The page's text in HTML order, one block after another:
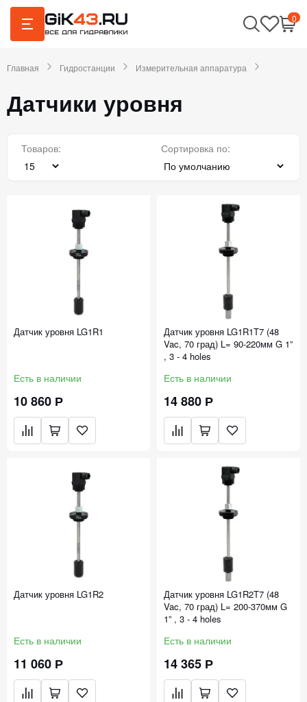
0
Главная Гидростанции Измерительная аппаратура
Датчики уровня
Товаров: Сортировка по:
Датчик уровня LG1R1
Есть в наличии
10 860 Р
Датчик уровня LG1R1T7 (48
Vac, 70 град) L= 90-220мм G 1”
, 3 - 4 holes
Есть в наличии
14 880 Р
Датчик уровня LG1R2
Есть в наличии
11 060 Р
Датчик уровня LG1R2T7 (48
Vac, 70 град) L= 200-370мм G
1” , 3 - 4 holes
Есть в наличии
14 365 Р